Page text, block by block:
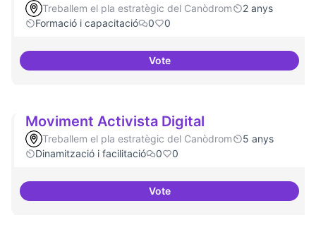
Treballem el pla estratègic del Canòdrom
2 anys
Formació i capacitació
0 0
VoteTècniques de seguretat digital
Moviment Activista Digital
Treballem el pla estratègic del Canòdrom
5 anys
Dinamització i facilitació
0 0
VoteMoviment Activista Digital